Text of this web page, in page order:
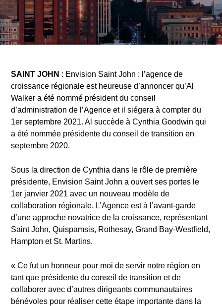
SAINT JOHN : Envision Saint John : l’agence de
croissance régionale est heureuse d’annoncer qu’Al
Walker a été nommé président du conseil
d’administration de l’Agence et il siégera à compter du
1er septembre 2021. Al succède à Cynthia Goodwin qui
a été nommée présidente du conseil de transition en
septembre 2020.
Sous la direction de Cynthia dans le rôle de première
présidente, Envision Saint John a ouvert ses portes le
1er janvier 2021 avec un nouveau modèle de
collaboration régionale. L’Agence est à l’avant-garde
d’une approche novatrice de la croissance, représentant
Saint John, Quispamsis, Rothesay, Grand Bay-Westfield,
Hampton et St. Martins.
« Ce fut un honneur pour moi de servir notre région en
tant que présidente du conseil de transition et de
collaborer avec d’autres dirigeants communautaires
bénévoles pour réaliser cette étape importante dans la